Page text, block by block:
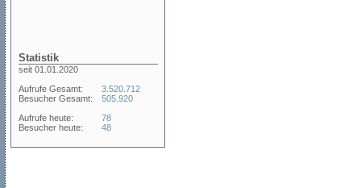
Statistik
seit 01.01.2020
Aufrufe Gesamt:
Besucher Gesamt:
Aufrufe heute:
Besucher heute:
3.520.712
505.920
78
48